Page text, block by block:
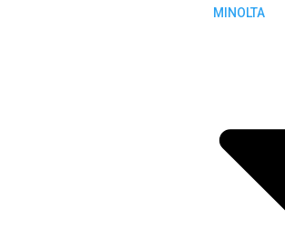
MINOLTA